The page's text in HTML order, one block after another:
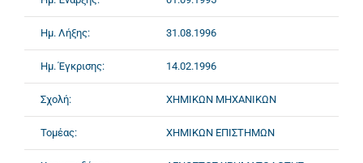
Ημ. Λήξης: 31.08.1996
Ημ. Έγκρισης: 14.02.1996
Σχολή: ΧΗΜΙΚΩΝ ΜΗΧΑΝΙΚΩΝ
Τομέας: ΧΗΜΙΚΩΝ ΕΠΙΣΤΗΜΩΝ